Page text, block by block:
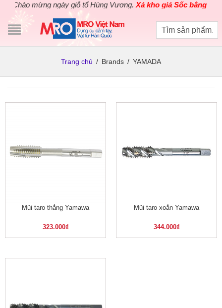
Chào mừng ngày giỗ tổ Hùng Vương.Xả kho giá Sốc bằng giá
Trang chủ / Brands / YAMADA
Mũi taro thẳng Yamawa
323.000₫
Mũi taro xoắn Yamawa
344.000₫